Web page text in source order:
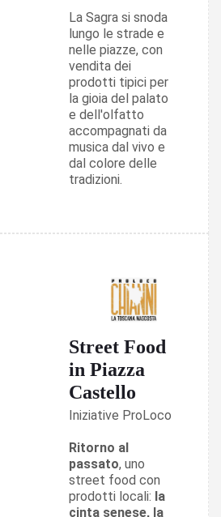
La Sagra si snoda
lungo le strade e
nelle piazze, con
vendita dei
prodotti tipici per
la gioia del palato
e dell'olfatto
accompagnati da
musica dal vivo e
dal colore delle
tradizioni.
Street Food
in Piazza
Castello
Iniziative ProLoco
Ritorno al
passato, uno
street food con
prodotti locali: la
cinta senese, la